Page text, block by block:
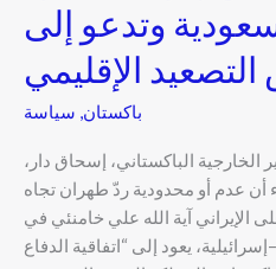
وتدعو إلى
الإقليمي
باكستان, سياسة
الخارجية الباكستاني، إسحاق دار،
أن عدم أو محدودية ردّ طهران تجاه
الإيراني آية الله علي خامنئي في
يعود إلى “اتفاقية الدفاع